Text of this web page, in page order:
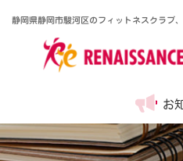
静岡県静岡市駿河区のフィットネスクラブ
お